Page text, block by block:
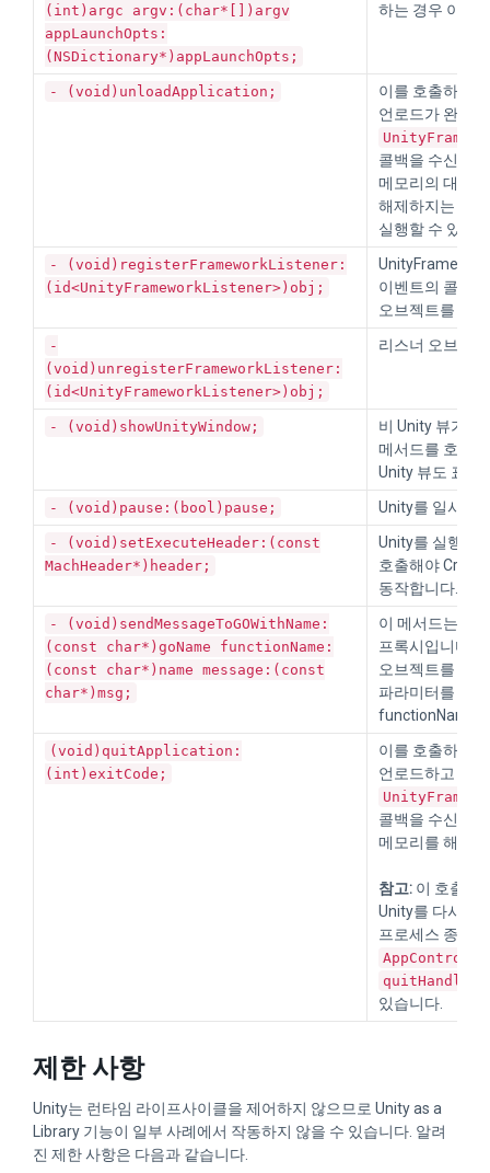
(int)argc argv:(char*[])argv
appLaunchOpts:
(NSDictionary*)appLaunchOpts;
하는 경우 이 메
- (void)unloadApplication;
이를 호출하여
언로드가 완료
콜백을 수신합
메모리의 대부
해제하지는 않
실행할 수 있습
- (void)registerFrameworkListener:
(id<UnityFrameworkListener>)obj;
이벤트의 콜백
오브젝트를 등
-
(void)unregisterFrameworkListener:
(id<UnityFrameworkListener>)obj;
리스너 오브젝
- (void)showUnityWindow;
비 Unity 뷰가
메서드를 호출
Unity 뷰도 표시
- (void)pause:(bool)pause; Unity를 일시 정
- (void)setExecuteHeader:(const
MachHeader*)header;
Unity를 실행하
호출해야
동작합니다.
- (void)sendMessageToGOWithName:
(const char*)goName functionName:
(const char*)name message:(const
char*)msg;
이 메서드는
프록시입니다.
오브젝트를 찾
파라미터를 사
functionName
(void)quitApplication:
(int)exitCode;
이를 호출하여
언로드하고
콜백을 수신합
메모리를 해제
참고: 이 호출 후
Unity를 다시 실
프로세스 종료
quitHandler
있습니다.
제한 사항
Unity는 런타임 라이프사이클을 제어하지 않으므로 Unity as a
Library 기능이 일부 사례에서 작동하지 않을 수 있습니다. 알려
진 제한 사항은 다음과 같습니다.